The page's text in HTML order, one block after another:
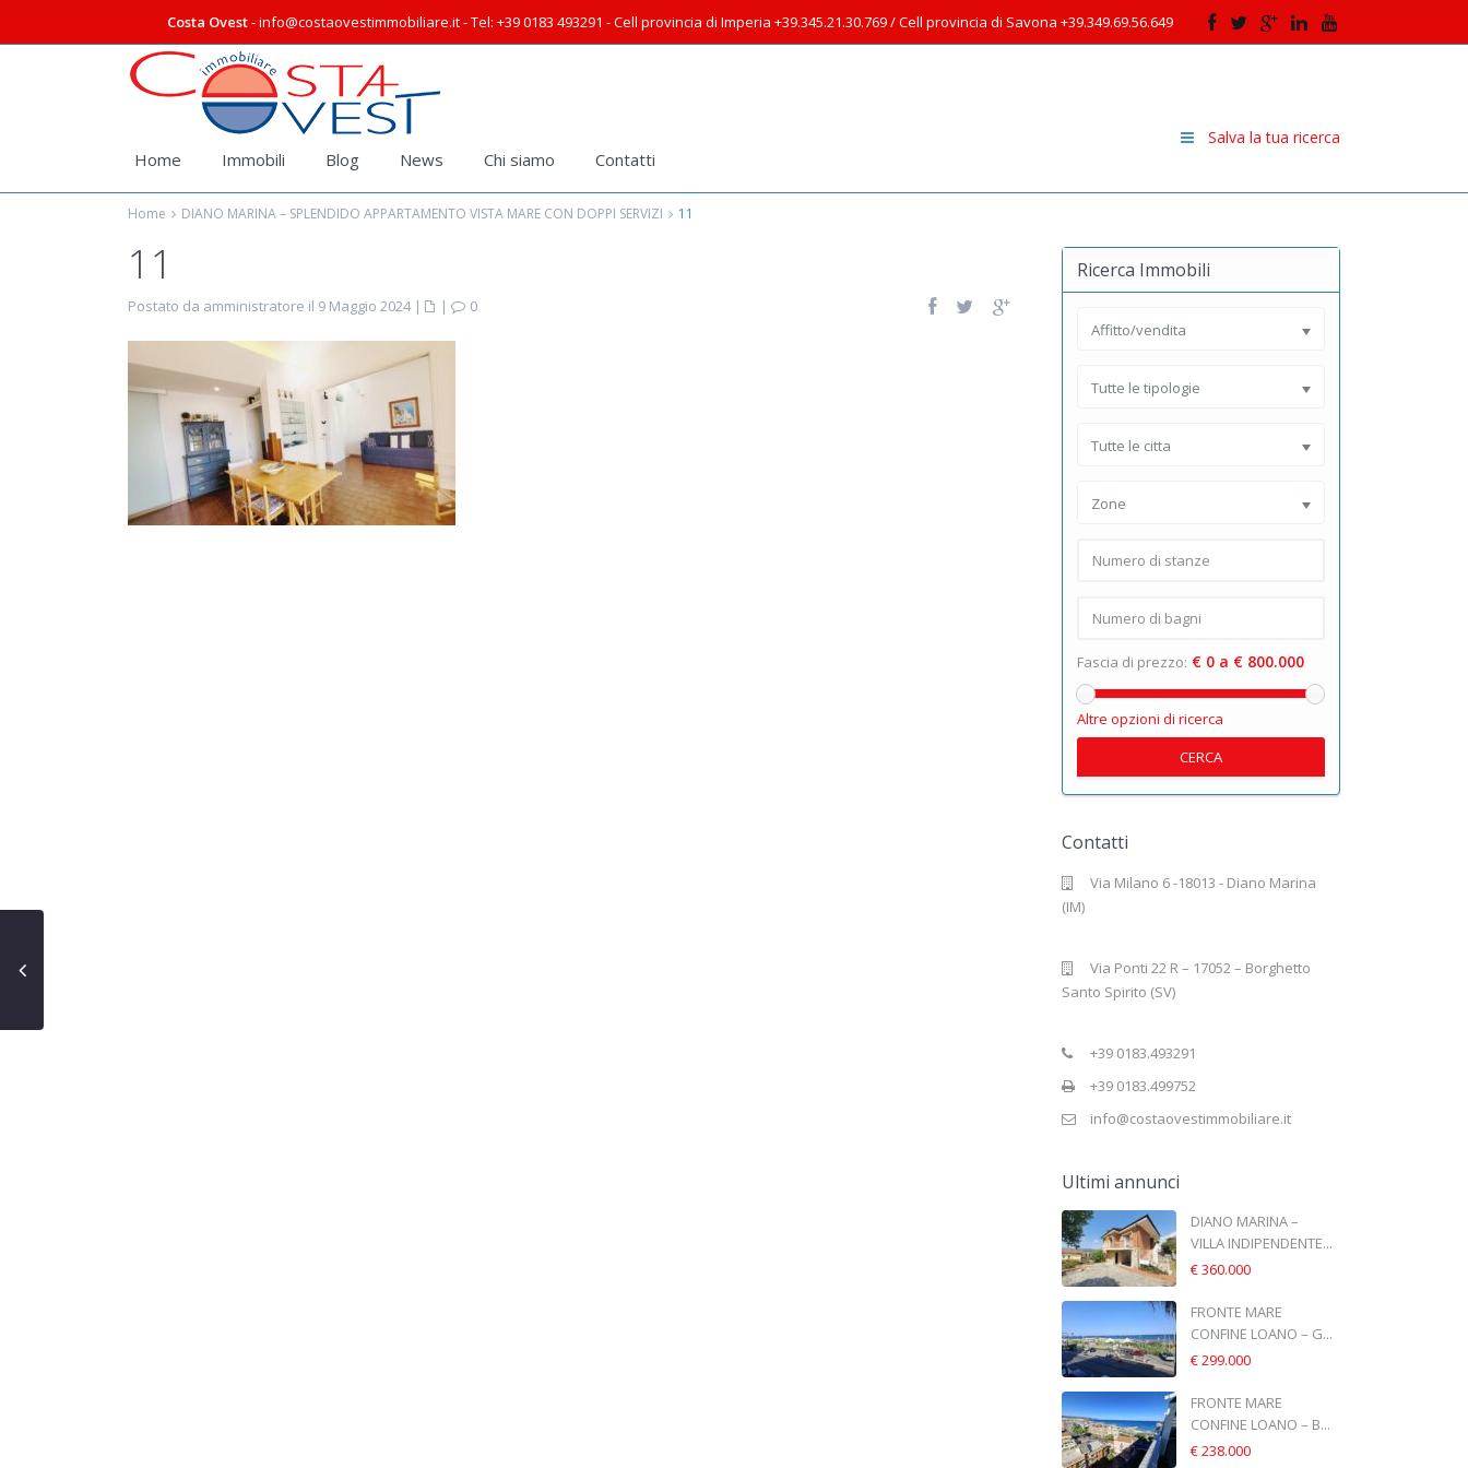
Costa Ovest- info@costaovestimmobiliare.it - Tel: +39 0183 493291 - Cell provincia di Imperia +39.345.21.30.769 / Cell provincia di Savona +39.349.69.56.649
Salva la tua ricerca
Home Immobili Blog News Chi siamo Contatti
Home DIANO MARINA – SPLENDIDO APPARTAMENTO VISTA MARE CON DOPPI SERVIZI 11
11
Postato da amministratore il 9 Maggio 2024 | | 0
Ricerca Immobili
Affitto/vendita
Tutte le tipologie
Tutte le citta
Zone
Fascia di prezzo: € 0 a € 800.000
Altre opzioni di ricerca
CERCA
Contatti
Via Milano 6 -18013 - Diano Marina
(IM)
Via Ponti 22 R – 17052 – Borghetto
Santo Spirito (SV)
+39 0183.493291
+39 0183.499752
info@costaovestimmobiliare.it
Ultimi annunci
DIANO MARINA –
VILLA INDIPENDENTE...
€ 360.000
FRONTE MARE
CONFINE LOANO – G...
€ 299.000
FRONTE MARE
CONFINE LOANO – B...
€ 238.000